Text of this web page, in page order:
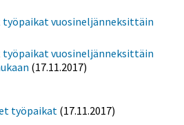
työpaikat vuosineljänneksittäin
työpaikat vuosineljänneksittäin
(17.11.2017)
työpaikat (17.11.2017)